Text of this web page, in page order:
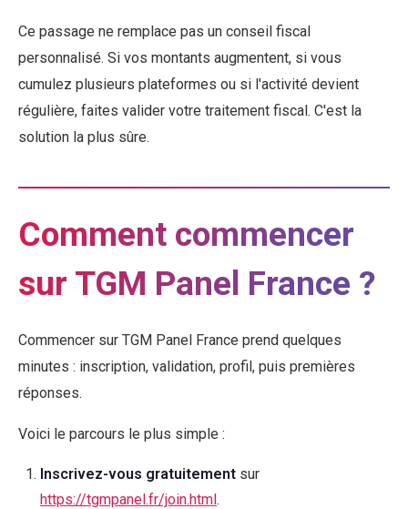
Ce passage ne remplace pas un conseil fiscal
personnalisé. Si vos montants augmentent, si vous
cumulez plusieurs plateformes ou si l'activité devient
régulière, faites valider votre traitement fiscal. C'est la
solution la plus sûre.
Comment commencer
sur TGM Panel France ?
Commencer sur TGM Panel France prend quelques
minutes : inscription, validation, profil, puis premières
réponses.
Voici le parcours le plus simple :
Inscrivez-vous gratuitement sur
https://tgmpanel.fr/join.html.